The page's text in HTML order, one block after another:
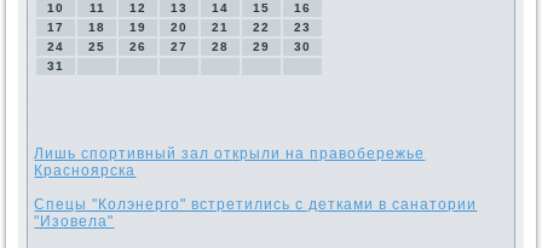
10
11 12 13 14 15
16
17
18 19 20 21 22
23
24
25 26 27 28 29
30
31
Лишь спортивный зал открыли на правобережье
Красноярска
Спецы "Колэнерго" встретились с детками в санатории
"Изовела"